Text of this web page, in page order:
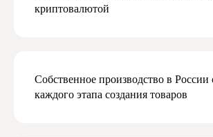
криптовалютой
Собственное производство в России
каждого этапа создания товаров